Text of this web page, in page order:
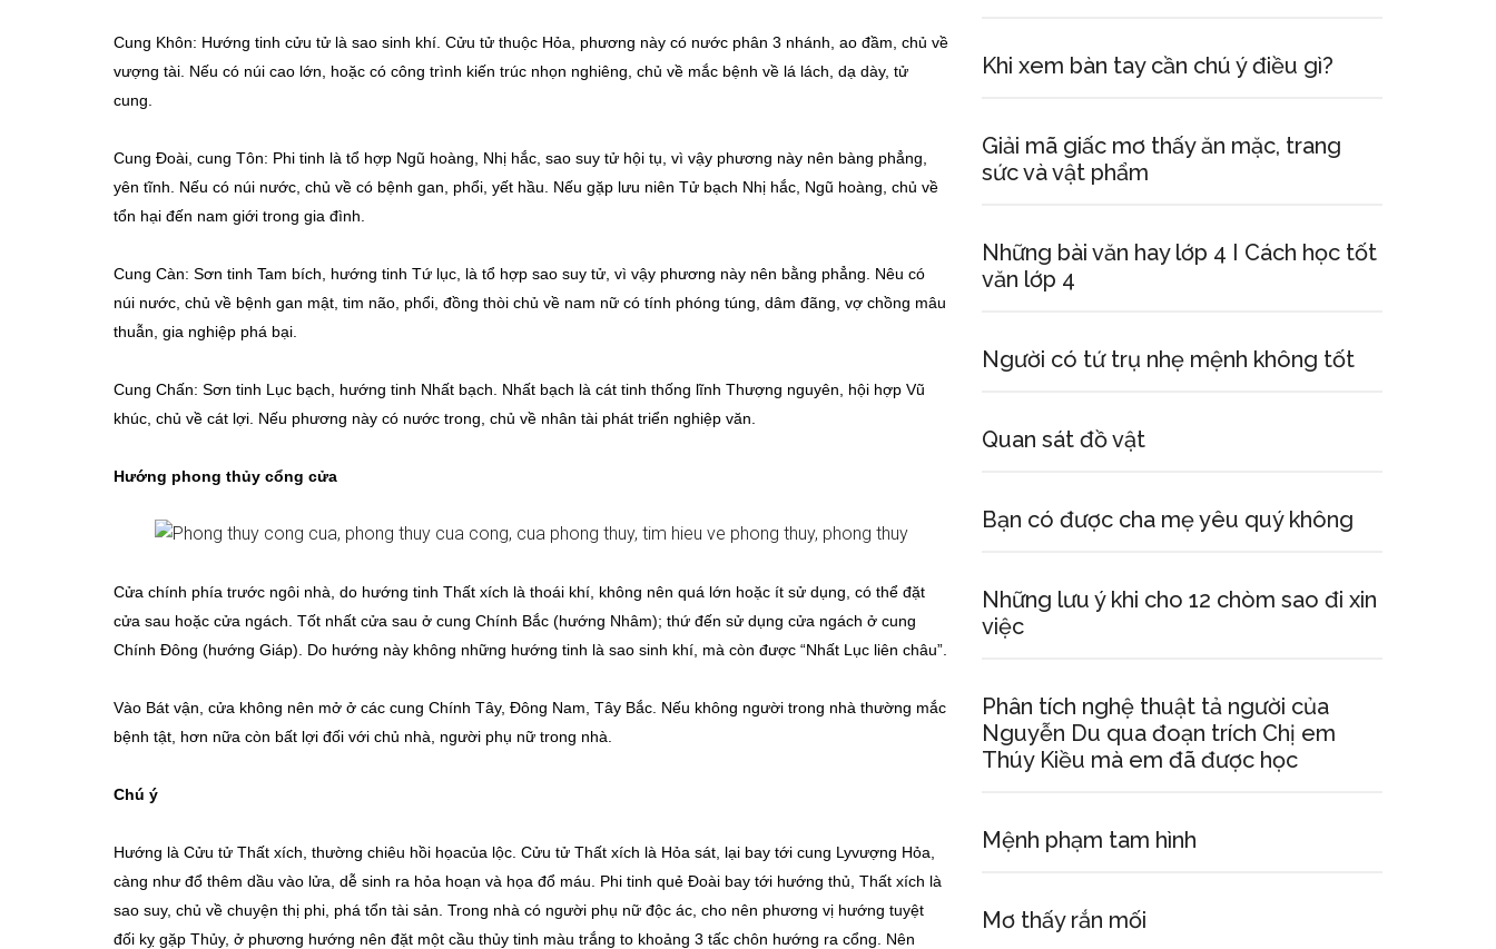
Cung Khôn: Hướng tinh cửu tử là sao sinh khí. Cửu tử thuộc Hỏa, phương này có nước phân 3 nhánh, ao đầm, chủ về
vượng tài. Nếu có núi cao lớn, hoặc có công trình kiến trúc nhọn nghiêng, chủ về mắc bệnh về lá lách, dạ dày, tử
cung.
Cung Đoài, cung Tôn: Phi tinh là tổ hợp Ngũ hoàng, Nhị hắc, sao suy tử hội tụ, vì vậy phương này nên bàng phẳng,
yên tĩnh. Nếu có núi nước, chủ về có bệnh gan, phổi, yết hầu. Nếu gặp lưu niên Tử bạch Nhị hắc, Ngũ hoàng, chủ về
tổn hại đến nam giới trong gia đình.
Cung Càn: Sơn tinh Tam bích, hướng tinh Tứ lục, là tổ hợp sao suy tử, vì vậy phương này nên bằng phẳng. Nêu có
núi nước, chủ về bệnh gan mật, tim não, phổi, đồng thòi chủ về nam nữ có tính phóng túng, dâm đãng, vợ chồng mâu
thuẫn, gia nghiệp phá bại.
Cung Chấn: Sơn tinh Lục bạch, hướng tinh Nhất bạch. Nhất bạch là cát tinh thống lĩnh Thượng nguyên, hội hợp Vũ
khúc, chủ về cát lợi. Nếu phương này có nước trong, chủ về nhân tài phát triển nghiệp văn.
Hướng phong thủy cổng cửa
Cửa chính phía trước ngôi nhà, do hướng tinh Thất xích là thoái khí, không nên quá lớn hoặc ít sử dụng, có thể đặt
cửa sau hoặc cửa ngách. Tốt nhất cửa sau ở cung Chính Bắc (hướng Nhâm); thứ đến sử dụng cửa ngách ở cung
Chính Đông (hướng Giáp). Do hướng này không những hướng tinh là sao sinh khí, mà còn được “Nhất Lục liên châu”.
Vào Bát vận, cửa không nên mở ở các cung Chính Tây, Đông Nam, Tây Bắc. Nếu không người trong nhà thường mắc
bệnh tật, hơn nữa còn bất lợi đối với chủ nhà, người phụ nữ trong nhà.
Chú ý
Hướng là Cửu tử Thất xích, thường chiêu hồi họacủa lộc. Cửu tử Thất xích là Hỏa sát, lại bay tới cung Lyvượng Hỏa,
càng như đổ thêm dầu vào lửa, dễ sinh ra hỏa hoạn và họa đổ máu. Phi tinh quẻ Đoài bay tới hướng thủ, Thất xích là
sao suy, chủ về chuyện thị phi, phá tổn tài sản. Trong nhà có người phụ nữ độc ác, cho nên phương vị hướng tuyệt
đối kỵ gặp Thủy, ở phương hướng nên đặt một cầu thủy tinh màu trắng to khoảng 3 tấc chôn hướng ra cổng. Nên
Khi xem bàn tay cần chú ý điều gì?
Giải mã giấc mơ thấy ăn mặc, trang
sức và vật phẩm
Những bài văn hay lớp 4 I Cách học tốt
văn lớp 4
Người có tứ trụ nhẹ mệnh không tốt
Quan sát đồ vật
Bạn có được cha mẹ yêu quý không
Những lưu ý khi cho 12 chòm sao đi xin
việc
Phân tích nghệ thuật tả người của
Nguyễn Du qua đoạn trích Chị em
Thúy Kiều mà em đã được học
Mệnh phạm tam hình
Mơ thấy rắn mối